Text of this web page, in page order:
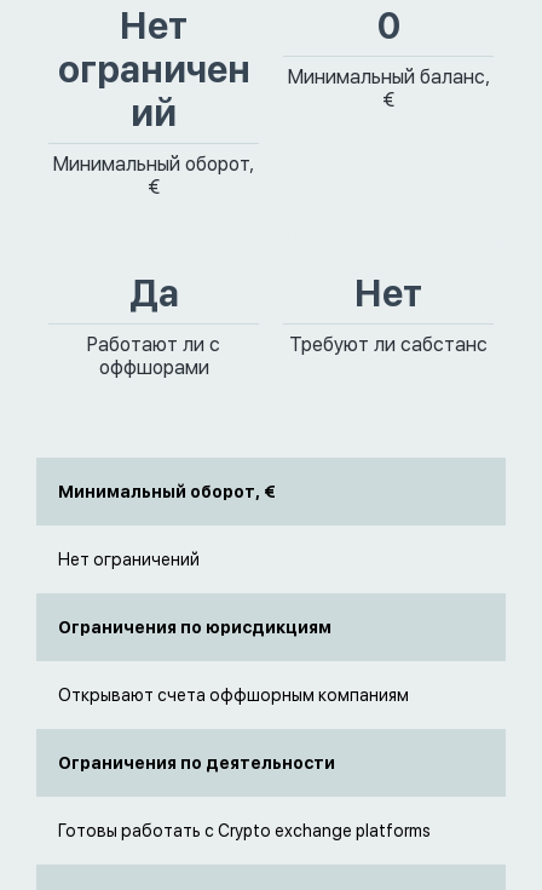
Нет
ограничен
ий
Минимальный оборот,
€
0
Минимальный баланс,
€
Да
Работают ли с
оффшорами
Нет
Требуют ли сабстанс
Минимальный оборот, €
Нет ограничений
Ограничения по юрисдикциям
Открывают счета оффшорным компаниям
Ограничения по деятельности
Готовы работать с Crypto exchange platforms